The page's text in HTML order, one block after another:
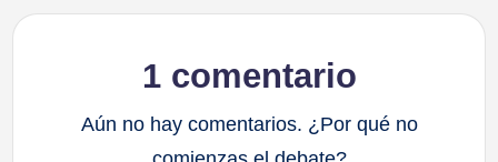
1 comentario
Aún no hay comentarios. ¿Por qué no